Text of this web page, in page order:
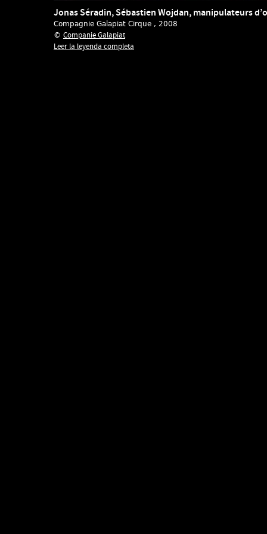
Jonas Séradin, Sébastien Wojdan, manipulateurs
Compagnie Galapiat Cirque , 2008
© Companie Galapiat
Leer la leyenda completa